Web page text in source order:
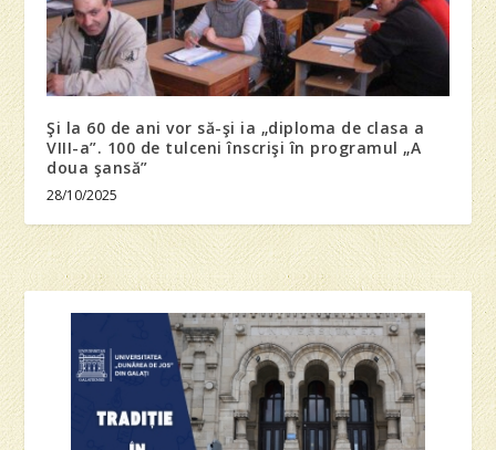
Şi la 60 de ani vor să-şi ia „diploma de clasa a
VIII-a”. 100 de tulceni înscrişi în programul „A
doua şansă”
28/10/2025